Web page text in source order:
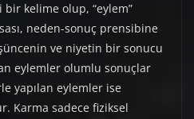
bir kelime olup, “eylem”
neden-sonuç prensibine
ve niyetin bir sonucu
eylemler olumlu sonuçlar
yapılan eylemler ise
Karma sadece fiziksel